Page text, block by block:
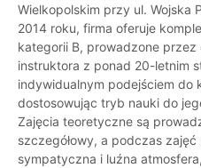
Wielkopolskim przy ul. Wojska
2014 roku, firma oferuje
kategorii B, prowadzone
instruktora z ponad 20-letnim
indywidualnym podejściem do
dostosowując tryb nauki do
Zajęcia teoretyczne są
szczegółowy, a podczas
sympatyczna i luźna